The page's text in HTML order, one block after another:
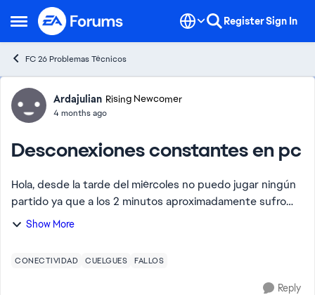
Open Side Menu
Skip to content RegisterSign In
FC 26 Problemas Técnicos
Forum Discussion
Ardajulian Rising Newcomer
4 months ago
Desconexiones constantes en pc
Hola, desde la tarde del miércoles no puedo jugar ningún
partido ya que a los 2 minutos aproximadamente sufro
una desconexión (he leido los artículos de desconexión y
Show More
CONECTIVIDAD CUELGUES FALLOS
Reply